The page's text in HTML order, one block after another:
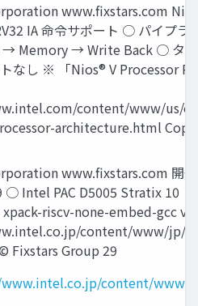
www.ﬁxstars.com
IA 命令サポート ○ パイプ
Memory → Write Back ○ タ
なし ※ 「Nios® V Processor
content/www/us/
architecture.html
www.ﬁxstars.com 開
○ Intel PAC D5005 Stratix 10
xpack-riscv-none-embed-gcc
content/www/jp/
Fixstars Group 29
content/www/